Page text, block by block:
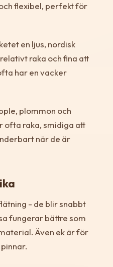
flexibel, perfekt för
en ljus, nordisk
raka och fina att
har en vacker
plommon och
ofta raka, smidiga att
när de är
- de blir snabbt
fungerar bättre som
Även ek är för